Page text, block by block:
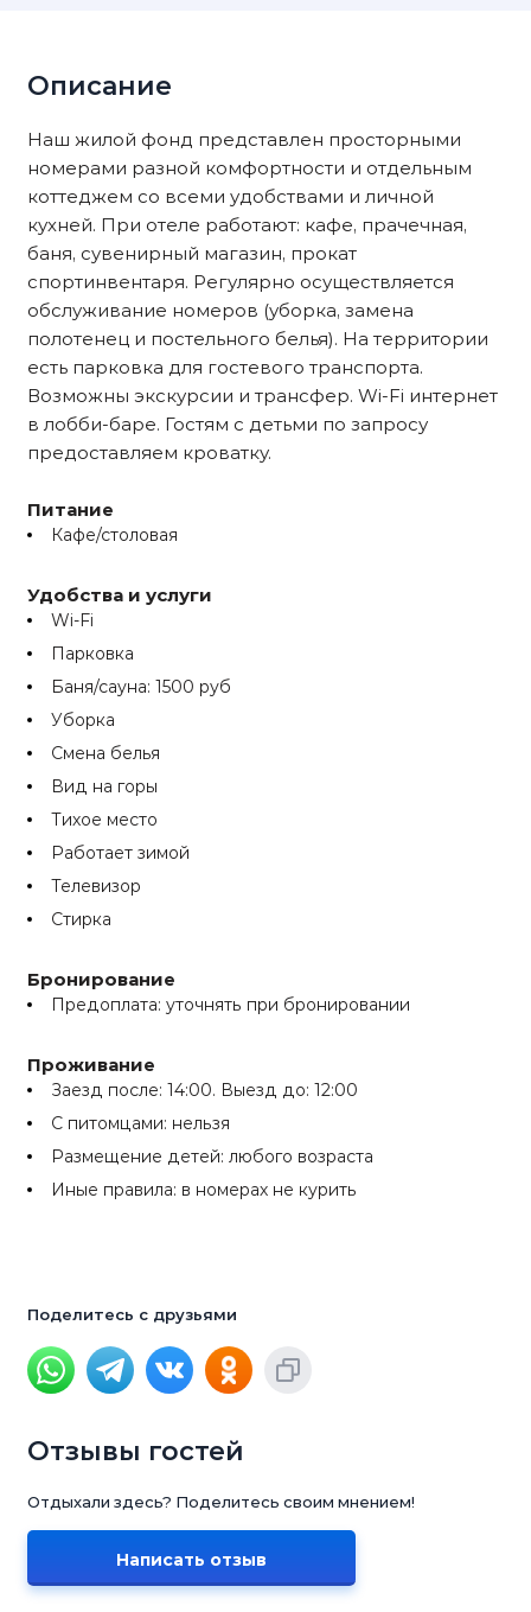
Описание
Наш жилой фонд представлен просторными
номерами разной комфортности и отдельным
коттеджем со всеми удобствами и личной
кухней. При отеле работают: кафе, прачечная,
баня, сувенирный магазин, прокат
спортинвентаря. Регулярно осуществляется
обслуживание номеров (уборка, замена
полотенец и постельного белья). На территории
есть парковка для гостевого транспорта.
Возможны экскурсии и трансфер. Wi-Fi интернет
в лобби-баре. Гостям с детьми по запросу
предоставляем кроватку.
Питание
Кафе/столовая
Удобства и услуги
Wi-Fi
Парковка
Баня/сауна: 1500 руб
Уборка
Смена белья
Вид на горы
Тихое место
Работает зимой
Телевизор
Стирка
Бронирование
Предоплата: уточнять при бронировании
Проживание
Заезд после: 14:00. Выезд до: 12:00
С питомцами: нельзя
Размещение детей: любого возраста
Иные правила: в номерах не курить
Поделитесь с друзьями
Отзывы гостей
Отдыхали здесь? Поделитесь своим мнением!
Написать отзыв